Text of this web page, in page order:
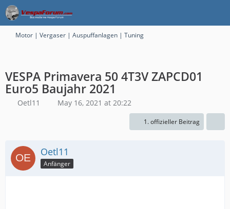
Motor | Vergaser | Auspuffanlagen | Tuning
VESPA Primavera 50 4T3V ZAPCD01
Euro5 Baujahr 2021
Oetl11 May 16, 2021 at 20:22
1. offizieller Beitrag
Oetl11
Anfänger